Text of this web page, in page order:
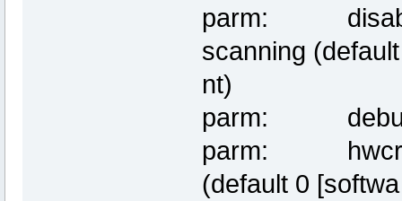
parm:
scanning
nt)
parm:
parm:
(default 0 [softwa